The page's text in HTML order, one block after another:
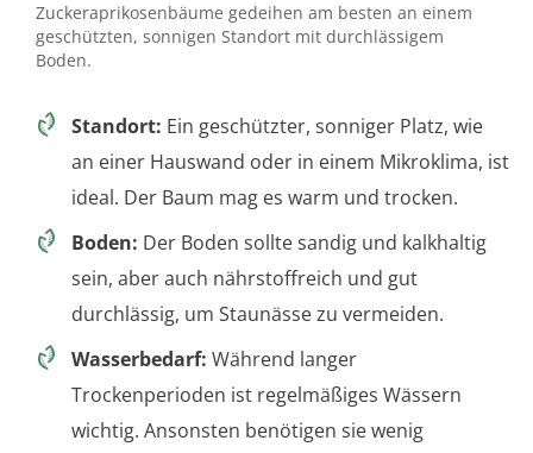
Zuckeraprikosenbäume gedeihen am besten an einem
geschützten, sonnigen Standort mit durchlässigem
Boden.
Standort: Ein geschützter, sonniger Platz, wie
an einer Hauswand oder in einem Mikroklima, ist
ideal. Der Baum mag es warm und trocken.
Boden: Der Boden sollte sandig und kalkhaltig
sein, aber auch nährstoffreich und gut
durchlässig, um Staunässe zu vermeiden.
Wasserbedarf: Während langer
Trockenperioden ist regelmäßiges Wässern
wichtig. Ansonsten benötigen sie wenig